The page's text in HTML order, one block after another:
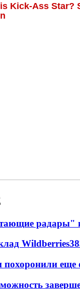
радары"
Wildberries
похоронили еще